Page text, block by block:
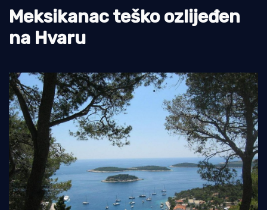
Ekologija
Meksikanac teško ozlijeđen
na Hvaru